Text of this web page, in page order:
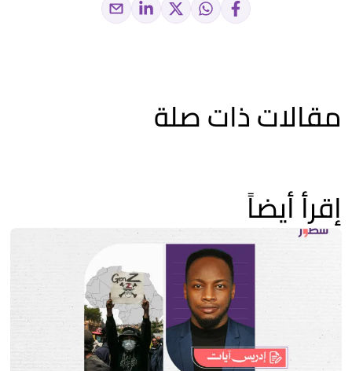
مقالات ذات صلة
إقرأ أيضاً